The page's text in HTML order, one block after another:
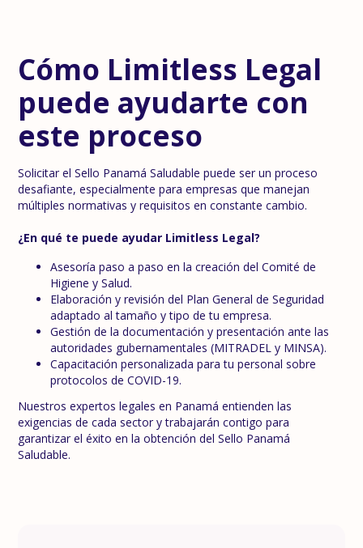
Cómo Limitless Legal
puede ayudarte con
este proceso
Solicitar el Sello Panamá Saludable puede ser un proceso
desafiante, especialmente para empresas que manejan
múltiples normativas y requisitos en constante cambio.
¿En qué te puede ayudar Limitless Legal?
Asesoría paso a paso en la creación del Comité de
Higiene y Salud.
Elaboración y revisión del Plan General de Seguridad
adaptado al tamaño y tipo de tu empresa.
Gestión de la documentación y presentación ante las
autoridades gubernamentales (MITRADEL y MINSA).
Capacitación personalizada para tu personal sobre
protocolos de COVID-19.
Nuestros expertos legales en Panamá entienden las
exigencias de cada sector y trabajarán contigo para
garantizar el éxito en la obtención del Sello Panamá
Saludable.